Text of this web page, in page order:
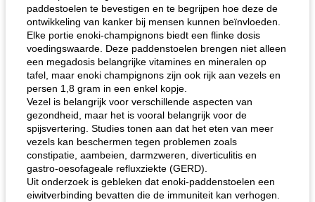
paddestoelen te bevestigen en te begrijpen hoe deze de
ontwikkeling van kanker bij mensen kunnen beïnvloeden.
Elke portie enoki-champignons biedt een flinke dosis
voedingswaarde. Deze paddenstoelen brengen niet alleen
een megadosis belangrijke vitamines en mineralen op
tafel, maar enoki champignons zijn ook rijk aan vezels en
persen 1,8 gram in een enkel kopje.
Vezel is belangrijk voor verschillende aspecten van
gezondheid, maar het is vooral belangrijk voor de
spijsvertering. Studies tonen aan dat het eten van meer
vezels kan beschermen tegen problemen zoals
constipatie, aambeien, darmzweren, diverticulitis en
gastro-oesofageale refluxziekte (GERD).
Uit onderzoek is gebleken dat enoki-paddenstoelen een
eiwitverbinding bevatten die de immuniteit kan verhogen.